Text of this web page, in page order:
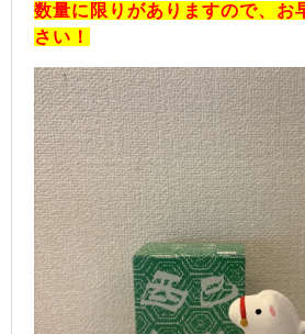
数量に限りがありますので、お
さい！